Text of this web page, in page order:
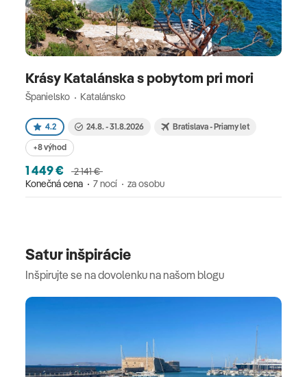
Krásy Katalánska s pobytom pri mori
Španielsko Katalánsko
4.2 24.8. - 31.8.2026 Bratislava - Priamy let
+8 výhod
1 449 €
2 141 €
Konečná cena
7 nocí za osobu
Satur inšpirácie
Inšpirujte se na dovolenku na našom blogu